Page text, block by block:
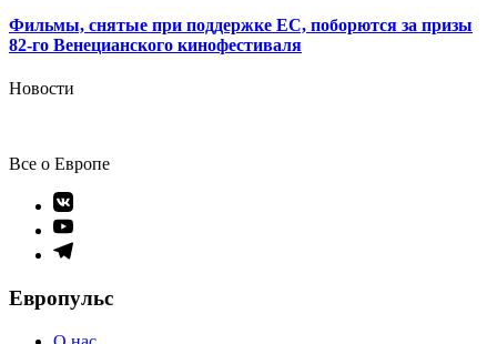
Фильмы, снятые при поддержке ЕС, поборются за призы
82-го Венецианского кинофестиваля
Новости
Все о Европе
Элемент
меню
Элемент
меню
Элемент
Европульс